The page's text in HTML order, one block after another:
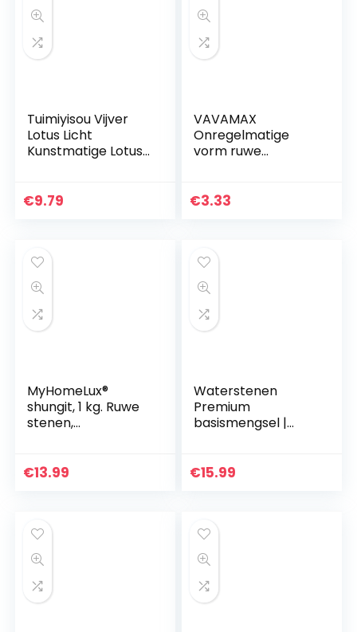
Tuimiyisou Vijver
Lotus Licht
Kunstmatige Lotus
Landschap
€9.79
VAVAMAX
Onregelmatige
vorm ruwe
maken witte
€3.33
MyHomeLux®
shungit, 1 kg. Ruwe
stenen,
€13.99
Waterstenen
Premium
basismengsel |
amethist +
€15.99